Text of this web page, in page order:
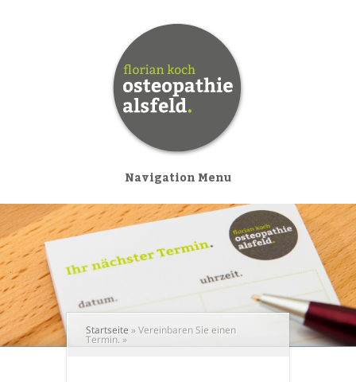
Navigation Menu
Startseite »Vereinbaren Sie einen
Termin. »